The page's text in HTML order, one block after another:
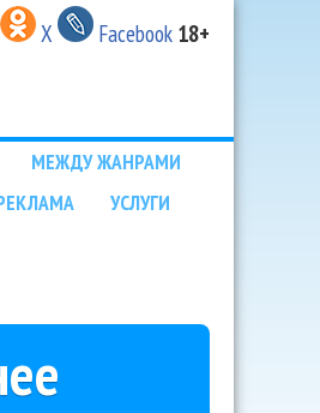
X Facebook 18+
МЕЖДУ ЖАНРАМИ
УСЛУГИ